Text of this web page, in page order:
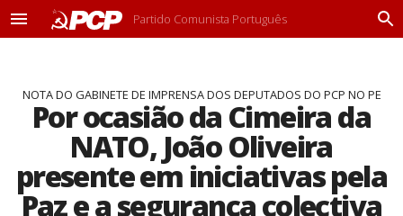
M
u
Partido Comunista Português
P
NOTA DO GABINETE DE IMPRENSA DOS DEPUTADOS DO PCP NO PE
Por ocasião da Cimeira da
NATO, João Oliveira
presente em iniciativas pela
Paz e a segurança colectiva